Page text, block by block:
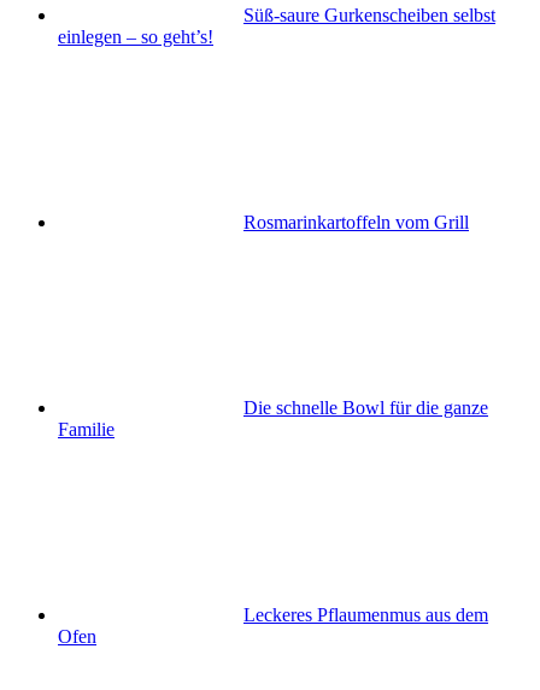
Süß-saure Gurkenscheiben selbst
einlegen – so geht’s!
Rosmarinkartoffeln vom Grill
Die schnelle Bowl für die ganze
Familie
Leckeres Pflaumenmus aus dem
Ofen